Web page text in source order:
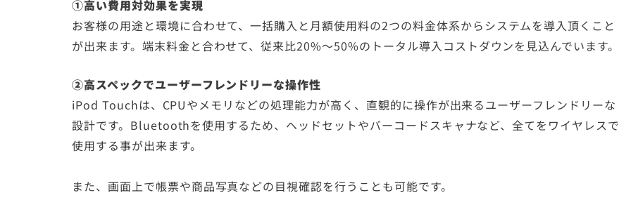
①高い費用対効果を実現
お客様の用途と環境に合わせて、一括購入と月額使用料の2つの料金体系からシステムを導入頂くこと
が出来ます。端末料金と合わせて、従来比20%～50%のトータル導入コストダウンを見込んでいます。
②高スペックでユーザーフレンドリーな操作性
iPod Touchは、CPUやメモリなどの処理能力が高く、直観的に操作が出来るユーザーフレンドリーな
設計です。Bluetoothを使用するため、ヘッドセットやバーコードスキャナなど、全てをワイヤレスで
使用する事が出来ます。
また、画面上で帳票や商品写真などの目視確認を行うことも可能です。